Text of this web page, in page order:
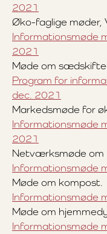
2021
Øko-faglige møder,
Informationsmøde
2021
Møde om
Program for
dec. 2021
Markedsmøde for
Informationsmøde
2021
Netværksmøde om
Informationsmøde
Møde om kompost.
Informationsmøde
Møde om
Informationsmøde